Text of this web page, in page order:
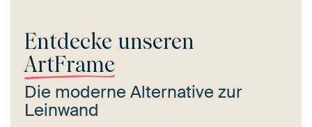
Entdecke unseren
ArtFrame
Die moderne Alternative zur
Leinwand